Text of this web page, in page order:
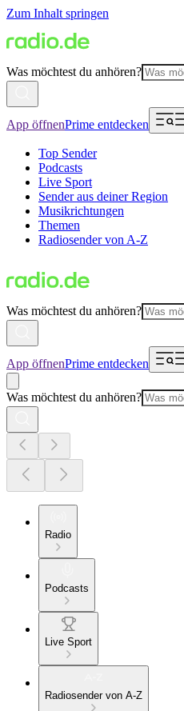
Zum Inhalt springen
Was möchtest du anhören?
App öffnenPrime entdecken
Top Sender
Podcasts
Live Sport
Sender aus deiner Region
Musikrichtungen
Themen
Radiosender von A-Z
Was möchtest du anhören?
App öffnenPrime entdecken
Was möchtest du anhören?
Radio
Podcasts
Live Sport
Radiosender von A-Z